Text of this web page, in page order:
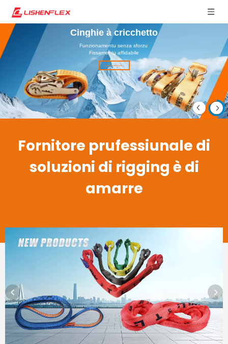
catene di sollevamentu
Alta resistenza è resistente à a corrosione
Amparate di più >
Fornitore prufessiunale di
soluzioni di rigging è di
amarre